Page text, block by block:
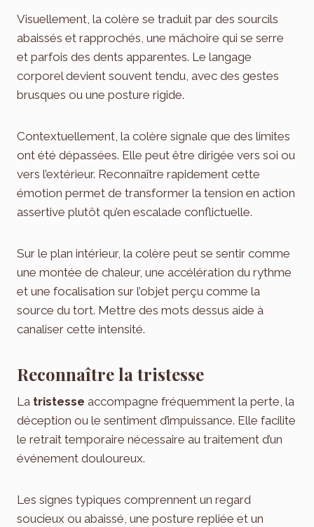
Visuellement, la colère se traduit par des sourcils
abaissés et rapprochés, une mâchoire qui se serre
et parfois des dents apparentes. Le langage
corporel devient souvent tendu, avec des gestes
brusques ou une posture rigide.
Contextuellement, la colère signale que des limites
ont été dépassées. Elle peut être dirigée vers soi ou
vers l’extérieur. Reconnaître rapidement cette
émotion permet de transformer la tension en action
assertive plutôt qu’en escalade conflictuelle.
Sur le plan intérieur, la colère peut se sentir comme
une montée de chaleur, une accélération du rythme
et une focalisation sur l’objet perçu comme la
source du tort. Mettre des mots dessus aide à
canaliser cette intensité.
Reconnaître la tristesse
La tristesse accompagne fréquemment la perte, la
déception ou le sentiment d’impuissance. Elle facilite
le retrait temporaire nécessaire au traitement d’un
événement douloureux.
Les signes typiques comprennent un regard
soucieux ou abaissé, une posture repliée et un